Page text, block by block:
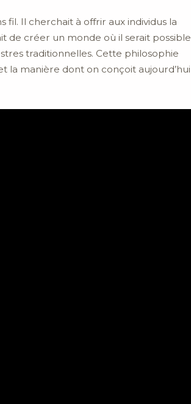
fil. Il cherchait à offrir aux individus la
créer un monde où il serait possible
traditionnelles. Cette philosophie
manière dont on conçoit aujourd’hui